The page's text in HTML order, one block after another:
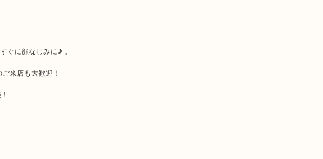
ぐに顔なじみに♪ 。
来店も大歓迎！